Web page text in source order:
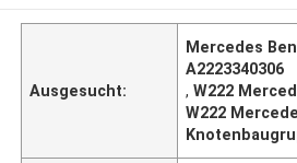
Ausgesucht:
Mercedes
A2223340306
,W222
W222